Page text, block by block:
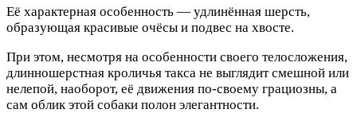
Её характерная особенность — удлинённая шерсть,
образующая красивые очёсы и подвес на хвосте.
При этом, несмотря на особенности своего телосложения,
длинношерстная кроличья такса не выглядит смешной или
нелепой, наоборот, её движения по-своему грациозны, а
сам облик этой собаки полон элегантности.